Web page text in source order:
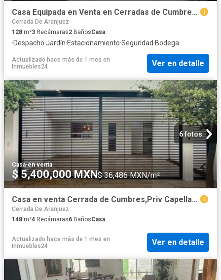
Casa Equipada en Venta en Cerradas de Cumbres I 3 Recamaras Oficina
Cerrada De Aranjuez
128 m²3 Recámaras2 BañosCasa
·Despacho·Jardín·Estacionamiento·Seguridad·Bodega
Actualizado hace más de 1 mes en
Inmuebles24
Ver en detalle
6 fotos
Casa·en venta
$ 5,400,000 MXN$ 36,486 MXN/m²
Casa en venta Cerrada de Cumbres,Priv Capellanía Mty
Cerrada De Aranjuez
148 m²4 Recámaras6 BañosCasa
Actualizado hace más de 1 mes en
Inmuebles24
Ver en detalle